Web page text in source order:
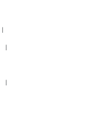
│
│